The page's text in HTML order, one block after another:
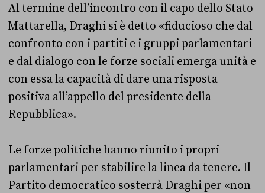
Al termine dell’incontro con il capo dello Stato
Mattarella, Draghi si è detto «fiducioso che dal
confronto con i partiti e i gruppi parlamentari
e dal dialogo con le forze sociali emerga unità e
con essa la capacità di dare una risposta
positiva all’appello del presidente della
Repubblica».
Le forze politiche hanno riunito i propri
parlamentari per stabilire la linea da tenere. Il
Partito democratico sosterrà Draghi per «non